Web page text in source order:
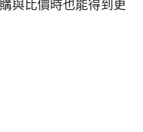
與比價時也能得到更